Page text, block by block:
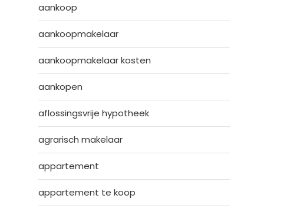
aankoop
aankoopmakelaar
aankoopmakelaar kosten
aankopen
aflossingsvrije hypotheek
agrarisch makelaar
appartement
appartement te koop